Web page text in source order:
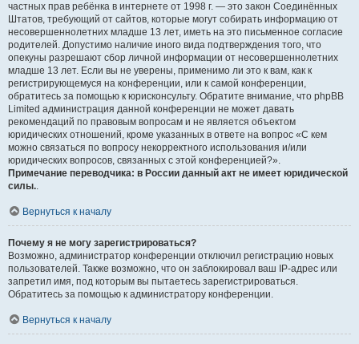
частных прав ребёнка в интернете от 1998 г. — это закон Соединённых
Штатов, требующий от сайтов, которые могут собирать информацию от
несовершеннолетних младше 13 лет, иметь на это письменное согласие
родителей. Допустимо наличие иного вида подтверждения того, что
опекуны разрешают сбор личной информации от несовершеннолетних
младше 13 лет. Если вы не уверены, применимо ли это к вам, как к
регистрирующемуся на конференции, или к самой конференции,
обратитесь за помощью к юрисконсульту. Обратите внимание, что phpBB
Limited администрация данной конференции не может давать
рекомендаций по правовым вопросам и не является объектом
юридических отношений, кроме указанных в ответе на вопрос «С кем
можно связаться по вопросу некорректного использования и/или
юридических вопросов, связанных с этой конференцией?».
Примечание переводчика: в России данный акт не имеет юридической
силы..
Вернуться к началу
Почему я не могу зарегистрироваться?
Возможно, администратор конференции отключил регистрацию новых
пользователей. Также возможно, что он заблокировал ваш IP-адрес или
запретил имя, под которым вы пытаетесь зарегистрироваться.
Обратитесь за помощью к администратору конференции.
Вернуться к началу